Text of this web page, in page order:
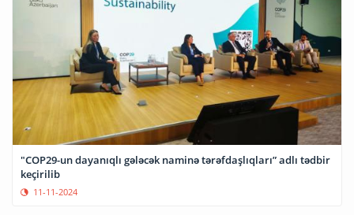
"COP29-un dayanıqlı gələcək naminə tərəfdaşlıqları” adlı tədbir
keçirilib
11-11-2024